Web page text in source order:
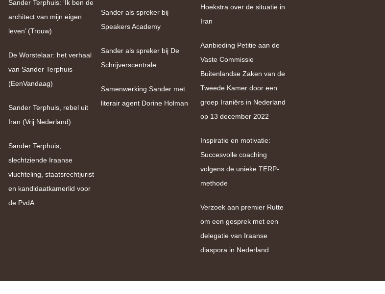
Sander Terphuis: ‘Ik ben de
architect van mijn eigen
leven’ (Trouw)
De Worstelaar: het verhaal
van Sander Terphuis
(EenVandaag)
Sander Terphuis, rebel uit
Iran (Vrij Nederland)
Sander Terphuis,
slechtziende Iraanse
vluchteling, staatsrechtjurist
en kandidaatkamerlid voor
de PvdA
Sander als spreker bij
Speakers Academy
Sander als spreker bij De
Schrijverscentrale
Samenwerking Sander met
literair agent Dorine Holman
Hoekstra over de situatie in
Iran
Aanbieding Petitie aan de
Vaste Commissie
Buitenlandse Zaken van de
Tweede Kamer door een
groep Iraniërs in Nederland
op 13 december 2022
Inspiratie en motivatie:
Succesvolle coaching
volgens de unieke TERP-
methode
Verzoek aan premier Rutte
om een gesprek met een
delegatie van Iraanse
diaspora in Nederland